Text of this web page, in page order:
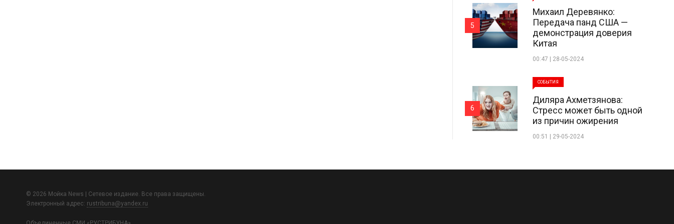
Михаил Деревянко:
Передача панд США —
демонстрация доверия
Китая
00:47 | 28-05-2024
5
СОБЫТИЯ
Диляра Ахметзянова:
Стресс может быть одной
из причин ожирения
00:51 | 29-05-2024
6
© 2026 Мойка News | Сетевое издание. Все права защищены.
Электронный адрес: rustribuna@yandex.ru